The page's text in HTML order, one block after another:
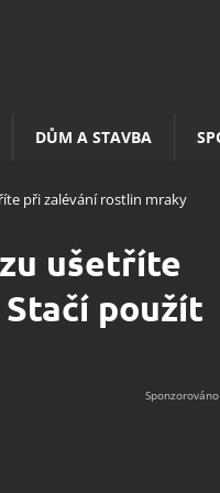
DŮM A STAVBA
při zalévání rostlin mraky
ušetříte
použít